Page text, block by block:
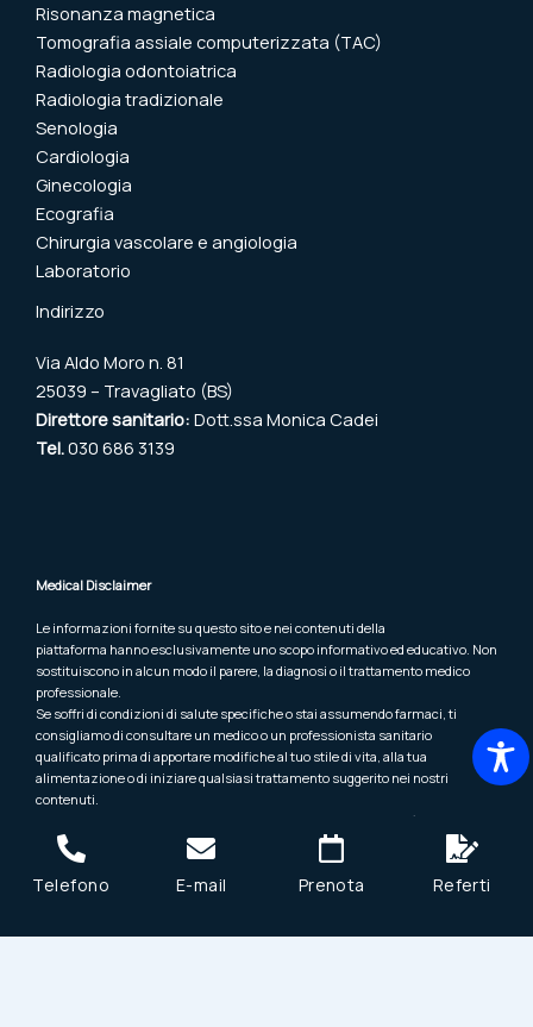
Risonanza magnetica
Tomografia assiale computerizzata (TAC)
Radiologia odontoiatrica
Radiologia tradizionale
Senologia
Cardiologia
Ginecologia
Ecografia
Chirurgia vascolare e angiologia
Laboratorio
Indirizzo
Via Aldo Moro n. 81
25039 – Travagliato (BS)
Direttore sanitario: Dott.ssa Monica Cadei
Tel.030 686 3139
Medical Disclaimer
Le informazioni fornite su questo sito e nei contenuti della
piattaforma hanno esclusivamente uno scopo informativo ed educativo. Non
sostituiscono in alcun modo il parere, la diagnosi o il trattamento medico
professionale.
Se soffri di condizioni di salute specifiche o stai assumendo farmaci, ti
consigliamo di consultare un medico o un professionista sanitario
qualificato prima di apportare modifiche al tuo stile di vita, alla tua
alimentazione o di iniziare qualsiasi trattamento suggerito nei nostri
contenuti.
GeminiRX e i suoi autori non si assumono alcuna responsabilità per
eventuali effetti derivanti dall’uso delle informazioni presenti nel sito, negli
articoli, nei corsi o nelle masterclass.
In caso di emergenza medica, contatta immediatamente un medico o il
Telefono E-mail Prenota Referti